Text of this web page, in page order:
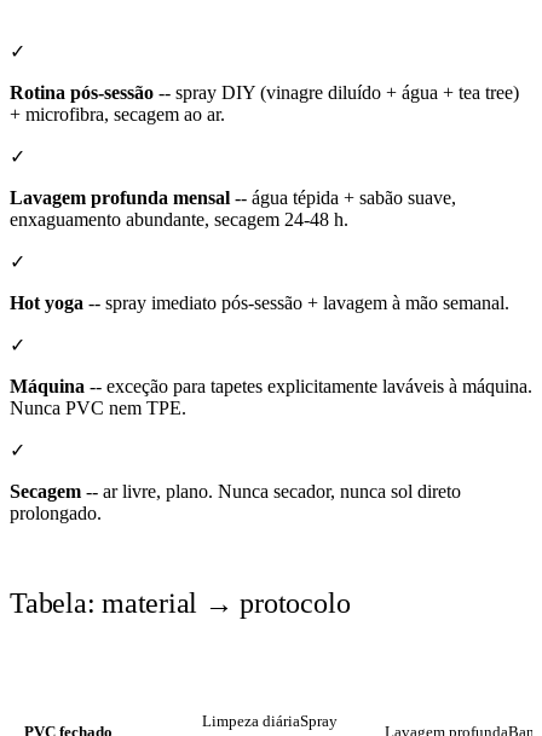
✓
Rotina pós-sessão -- spray DIY (vinagre diluído + água + tea tree)
+ microfibra, secagem ao ar.
✓
Lavagem profunda mensal -- água tépida + sabão suave,
enxaguamento abundante, secagem 24-48 h.
✓
Hot yoga -- spray imediato pós-sessão + lavagem à mão semanal.
✓
Máquina -- exceção para tapetes explicitamente laváveis à máquina.
Nunca PVC nem TPE.
✓
Secagem -- ar livre, plano. Nunca secador, nunca sol direto
prolongado.
Tabela: material → protocolo
PVC fechado
Limpeza diáriaSpray
Lavagem profunda